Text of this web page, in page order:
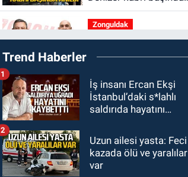
anıldı
Zonguldak
16:39YENİ Parti
Zonguldak'ta Kurucu İl
oldu
SPOR
15:103. Lig 1. Grup’ta
program açıklandı
Zonguldak
14:44Zonguldak nefes
alamıyor. Hava kalitesi
Trend Haberler
İş insanı Ercan Ekşi
İstanbul’daki s*lahlı
saldırıda hayatını
1
Uzun ailesi yasta: Feci
kazada ölü ve yaralılar
var
2